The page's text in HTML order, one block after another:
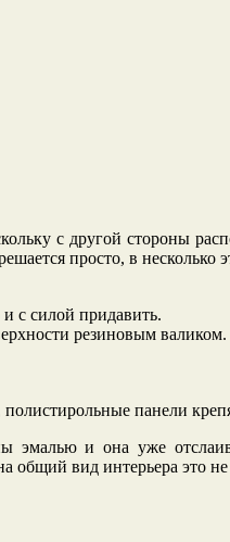
с другой стороны
просто, в несколько
с силой придавить.
резиновым валиком.
полистирольные панели
и она уже
общий вид интерьера это не